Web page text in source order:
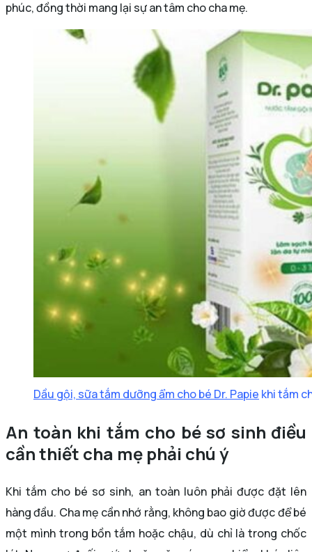
phúc, đồng thời mang lại sự an tâm cho cha mẹ.
Dầu gội, sữa tắm dưỡng ẩm cho bé Dr. Papie khi tắm
An toàn khi tắm cho bé sơ sinh điều
cần thiết cha mẹ phải chú ý
Khi tắm cho bé sơ sinh, an toàn luôn phải được đặt lên
hàng đầu. Cha mẹ cần nhớ rằng, không bao giờ được để bé
một mình trong bồn tắm hoặc chậu, dù chỉ là trong chốc